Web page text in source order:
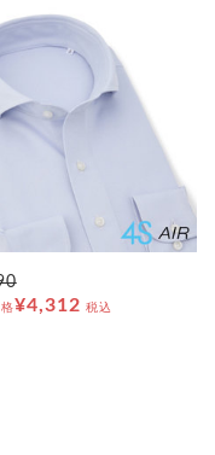
¥4,312 税込